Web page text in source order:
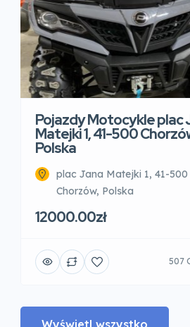
Pojazdy Motocykle plac
Matejki 1, 41-500
Polska
plac Jana Matejki 1, 41-500
Chorzów, Polska
12000.00zł
507
Wyświetl wszystko